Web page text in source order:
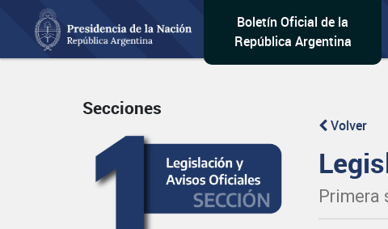
Boletín Oficial de la
República Argentina
Secciones
Volver
Primera